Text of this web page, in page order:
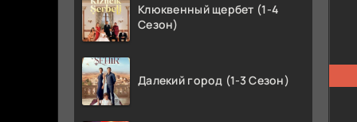
Клюквенный щербет (1-4
Сезон)
Далекий город (1-3 Сезон)